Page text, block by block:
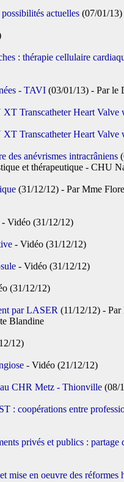
actuelles (07/01/
: thérapie cellulaire
- TAVI (03/01/13) - Par le
Transcatheter Heart
Transcatheter Heart Valve
des anévrismes intracrâniens
et thérapeutique - CHU
(31/12/12) - Par Mme
- Vidéo (31/12/12)
- Vidéo (31/12/12)
- Vidéo (31/12/12)
(31/12/12)
par LASER (11/12/12) -
Blandine
12)
- Vidéo (21/12/12)
CHR Metz - Thionville (08/
: coopérations entre
privés et publics : partage
mise en oeuvre des réformes